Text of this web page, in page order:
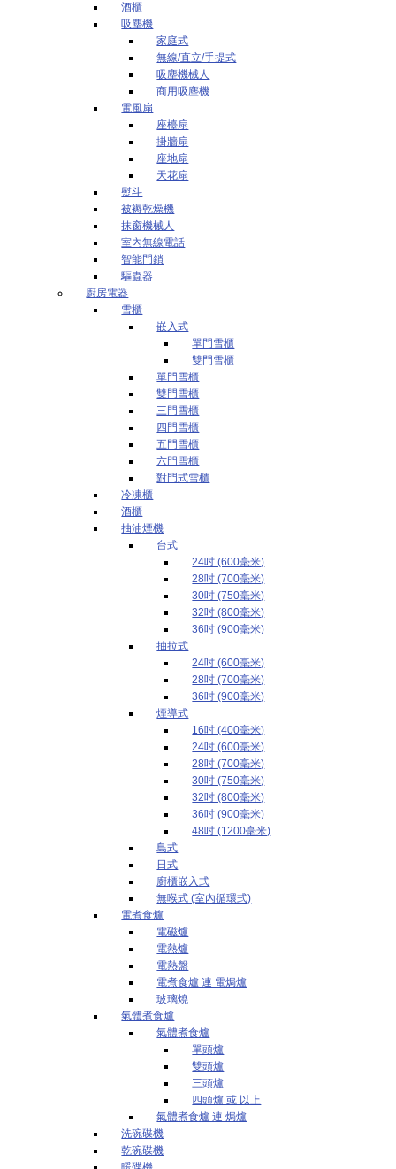
酒櫃
吸塵機
家庭式
無線/直立/手提式
吸塵機械人
商用吸塵機
電風扇
座檯扇
掛牆扇
座地扇
天花扇
熨斗
被褥乾燥機
抹窗機械人
室內無線電話
智能門鎖
驅蟲器
廚房電器
雪櫃
嵌入式
單門雪櫃
雙門雪櫃
單門雪櫃
雙門雪櫃
三門雪櫃
四門雪櫃
五門雪櫃
六門雪櫃
對門式雪櫃
冷凍櫃
酒櫃
抽油煙機
台式
24吋 (600毫米)
28吋 (700毫米)
30吋 (750毫米)
32吋 (800毫米)
36吋 (900毫米)
抽拉式
24吋 (600毫米)
28吋 (700毫米)
36吋 (900毫米)
煙導式
16吋 (400毫米)
24吋 (600毫米)
28吋 (700毫米)
30吋 (750毫米)
32吋 (800毫米)
36吋 (900毫米)
48吋 (1200毫米)
島式
日式
廚櫃嵌入式
無喉式 (室內循環式)
電煮食爐
電磁爐
電熱爐
電熱盤
電煮食爐 連 電焗爐
玻璃燒
氣體煮食爐
氣體煮食爐
單頭爐
雙頭爐
三頭爐
四頭爐 或 以上
氣體煮食爐 連 焗爐
洗碗碟機
乾碗碟機
暖碟機